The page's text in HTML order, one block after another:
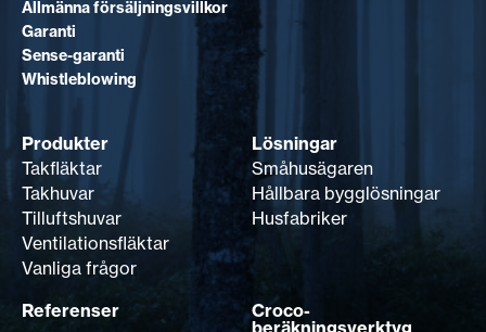
Allmänna försäljningsvillkor
Garanti
Sense-garanti
Whistleblowing
Produkter
Takfläktar
Takhuvar
Tilluftshuvar
Ventilationsfläktar
Vanliga frågor
Lösningar
Småhusägaren
Hållbara bygglösningar
Husfabriker
Referenser
Croco-
beräkningsverktyg